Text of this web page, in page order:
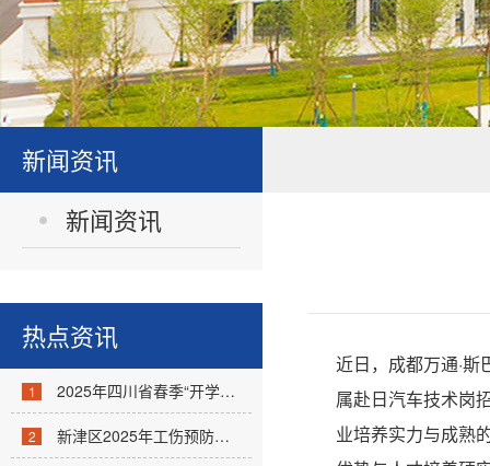
新闻资讯
新闻资讯
热点资讯
1 2025年四川省春季“开学第一课”：AI赋能...
2 新津区2025年工伤预防宣传走进成都万通...
近日，成都万通·
属赴日汽车技术岗
业培养实力与成熟